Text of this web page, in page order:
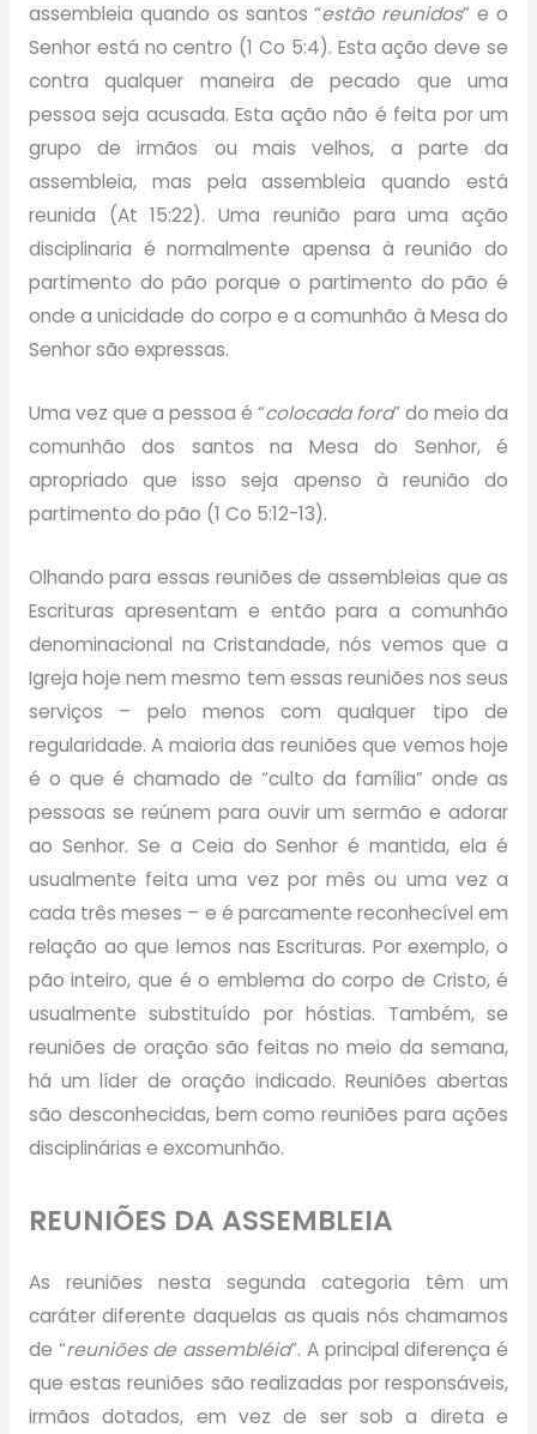
assembleia quando os santos “estão reunidos” e o
Senhor está no centro (1 Co 5:4). Esta ação deve se
contra qualquer maneira de pecado que uma
pessoa seja acusada. Esta ação não é feita por um
grupo de irmãos ou mais velhos, a parte da
assembleia, mas pela assembleia quando está
reunida (At 15:22). Uma reunião para uma ação
disciplinaria é normalmente apensa à reunião do
partimento do pão porque o partimento do pão é
onde a unicidade do corpo e a comunhão à Mesa do
Senhor são expressas.
Uma vez que a pessoa é “colocada fora” do meio da
comunhão dos santos na Mesa do Senhor, é
apropriado que isso seja apenso à reunião do
partimento do pão (1 Co 5:12-13).
Olhando para essas reuniões de assembleias que as
Escrituras apresentam e então para a comunhão
denominacional na Cristandade, nós vemos que a
Igreja hoje nem mesmo tem essas reuniões nos seus
serviços – pelo menos com qualquer tipo de
regularidade. A maioria das reuniões que vemos hoje
é o que é chamado de “culto da família” onde as
pessoas se reúnem para ouvir um sermão e adorar
ao Senhor. Se a Ceia do Senhor é mantida, ela é
usualmente feita uma vez por mês ou uma vez a
cada três meses – e é parcamente reconhecível em
relação ao que lemos nas Escrituras. Por exemplo, o
pão inteiro, que é o emblema do corpo de Cristo, é
usualmente substituído por hóstias. Também, se
reuniões de oração são feitas no meio da semana,
há um líder de oração indicado. Reuniões abertas
são desconhecidas, bem como reuniões para ações
disciplinárias e excomunhão.
REUNIÕES DA ASSEMBLEIA
As reuniões nesta segunda categoria têm um
caráter diferente daquelas as quais nós chamamos
de “reuniões de assembléia”. A principal diferença é
que estas reuniões são realizadas por responsáveis,
irmãos dotados, em vez de ser sob a direta e